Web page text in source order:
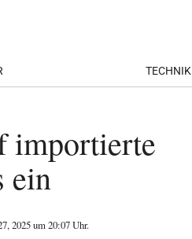
TECHNIK
importierte
ein
2025 um 20:07 Uhr.